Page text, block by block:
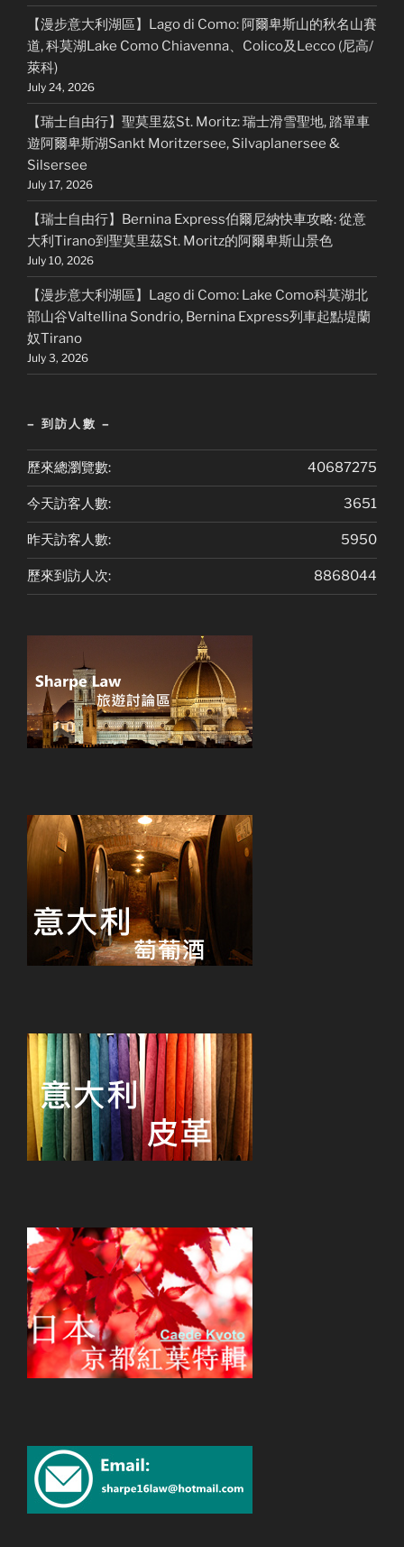
【漫步意大利湖區】Lago di Como: 阿爾卑斯山的秋名山賽
道, 科莫湖Lake Como Chiavenna、Colico及Lecco (尼高/
萊科)
July 24, 2026
【瑞士自由行】聖莫里茲St. Moritz: 瑞士滑雪聖地, 踏單車
遊阿爾卑斯湖Sankt Moritzersee, Silvaplanersee &
Silsersee
July 17, 2026
【瑞士自由行】Bernina Express伯爾尼納快車攻略: 從意
大利Tirano到聖莫里茲St. Moritz的阿爾卑斯山景色
July 10, 2026
【漫步意大利湖區】Lago di Como: Lake Como科莫湖北
部山谷Valtellina Sondrio, Bernina Express列車起點堤蘭
奴Tirano
July 3, 2026
– 到訪人數 –
40687275
歷來總瀏覽數:
3651
今天訪客人數:
5950
昨天訪客人數:
8868044
歷來到訪人次: